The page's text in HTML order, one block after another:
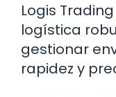
Logis
logística
gestionar
rapidez y